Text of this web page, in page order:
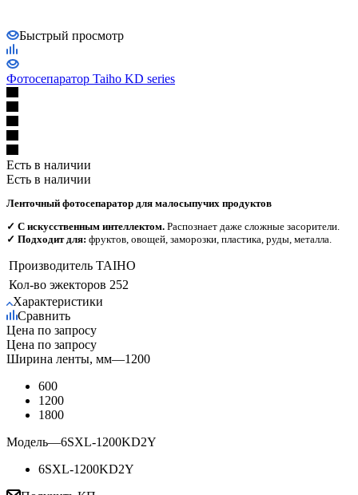
Быстрый просмотр
Фотосепаратор Taiho KD series
Есть в наличии
Есть в наличии
Ленточный фотосепаратор для малосыпучих продуктов
✓ С искусственным интеллектом. Распознает даже сложные засорители.
✓ Подходит для: фруктов, овощей, заморозки, пластика, руды, металла.
Производитель TAIHO
Кол-во эжекторов 252
Характеристики
Сравнить
Цена по запросу
Цена по запросу
Ширина ленты, мм—1200
600
1200
1800
Модель—6SXL-1200KD2Y
6SXL-1200KD2Y